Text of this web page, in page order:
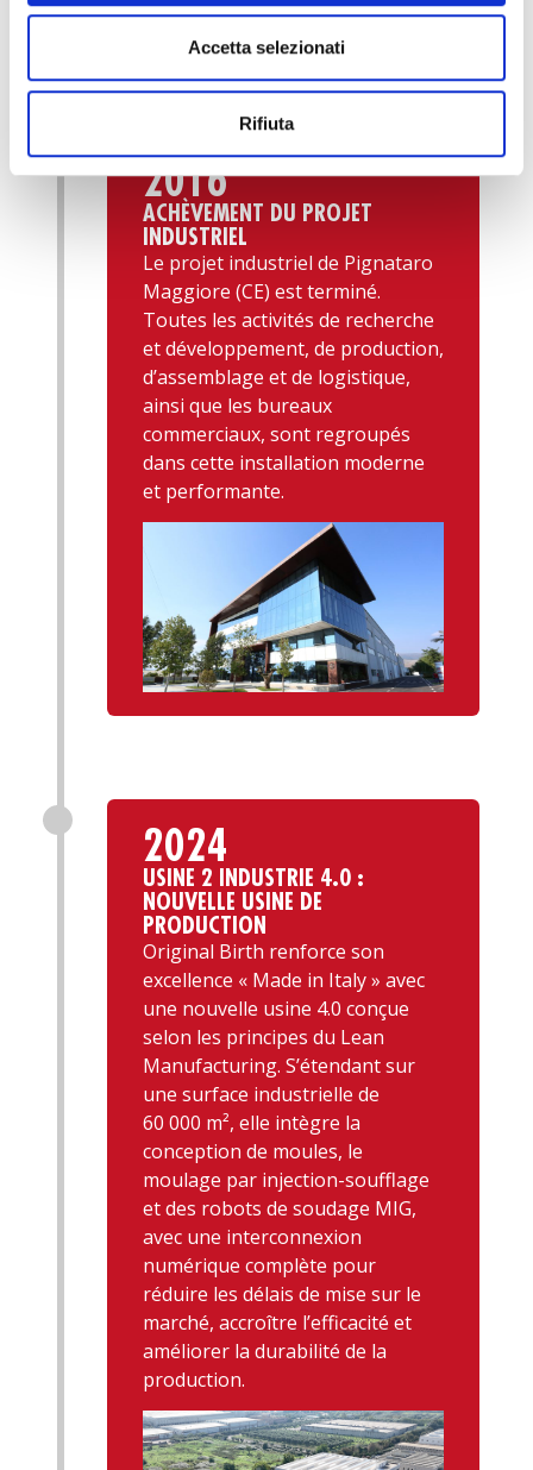
Accetta selezionati
Rifiuta
2016
ACHÈVEMENT DU PROJET
INDUSTRIEL
Le projet industriel de Pignataro
Maggiore (CE) est terminé.
Toutes les activités de recherche
et développement, de production,
d’assemblage et de logistique,
ainsi que les bureaux
commerciaux, sont regroupés
dans cette installation moderne
et performante.
2024
USINE 2 INDUSTRIE 4.0 :
NOUVELLE USINE DE
PRODUCTION
Original Birth renforce son
excellence « Made in Italy » avec
une nouvelle usine 4.0 conçue
selon les principes du Lean
Manufacturing. S’étendant sur
une surface industrielle de
60 000 m², elle intègre la
conception de moules, le
moulage par injection-soufflage
et des robots de soudage MIG,
avec une interconnexion
numérique complète pour
réduire les délais de mise sur le
marché, accroître l’efficacité et
améliorer la durabilité de la
production.